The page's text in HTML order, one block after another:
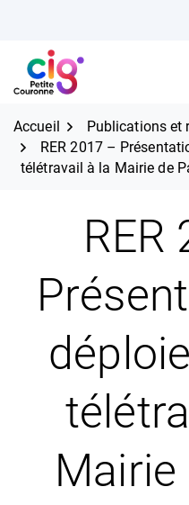
contenu
CIG Petite
Accueil
Publications et
RER 2017 –
télétravail à la Mairie de
RER
Mairie